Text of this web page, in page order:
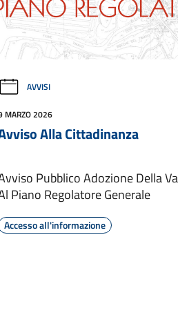
AVVISI
MARZO 2026
Alla Cittadinanza
Pubblico Adozione Della
Piano Regolatore Generale
Accesso all'informazione